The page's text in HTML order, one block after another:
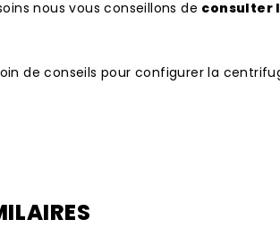
nous vous conseillons de consulter
de conseils pour configurer la